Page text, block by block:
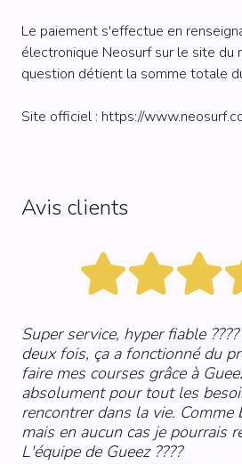
Le paiement s'effectue en
électronique Neosurf sur le site du
question détient la somme totale
Site officiel : https://
Avis clients
Super service, hyper fiable
deux fois, ça a fonctionné du
faire mes courses grâce à
absolument pour tout les
rencontrer dans la vie. Comme
mais en aucun cas je pourrais
L'équipe de Gueez ????